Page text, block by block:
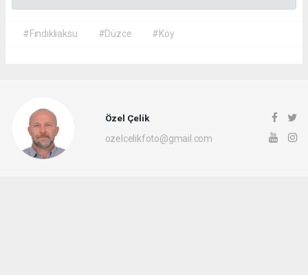
#Fındıklıaksu #Düzce #Köy
Özel Çelik
ozelcelikfoto@gmail.com